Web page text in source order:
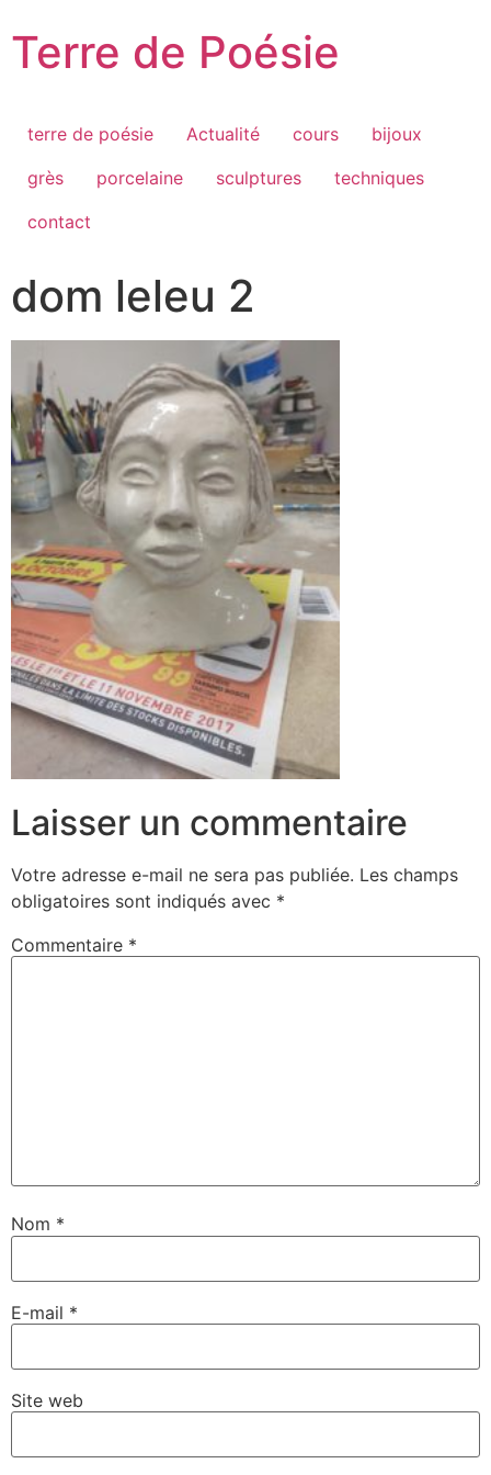
au
contenu
Terre de Poésie
terre de poésie Actualité cours
bijoux
grès
porcelaine sculptures
techniques
contact
dom leleu 2
Laisser un commentaire
Votre adresse e-mail ne sera pas publiée. Les champs
obligatoires sont indiqués avec *
Commentaire *
Nom *
E-mail *
Site web